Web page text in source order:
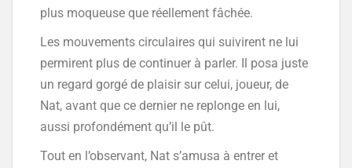
plus moqueuse que réellement fâchée.
Les mouvements circulaires qui suivirent ne lui
permirent plus de continuer à parler. Il posa juste
un regard gorgé de plaisir sur celui, joueur, de
Nat, avant que ce dernier ne replonge en lui,
aussi profondément qu’il le pût.
Tout en l’observant, Nat s’amusa à entrer et